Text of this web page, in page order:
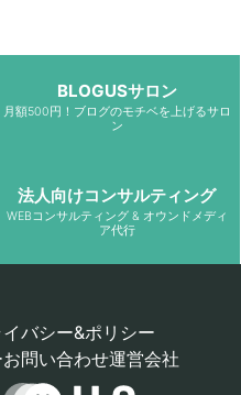
BLOGUSサロン
月額500円！ブログのモチベを上げるサロ
ン
法人向けコンサルティング
WEBコンサルティング & オウンドメディ
ア代行
バシー&ポリシー
お問い合わせ運営会社